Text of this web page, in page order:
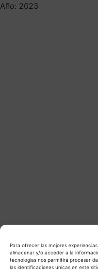
Para ofrecer las mejores
almacenar y/o acceder a la
tecnologías nos permitirá procesar
las identificaciones únicas en este
Año: 2023